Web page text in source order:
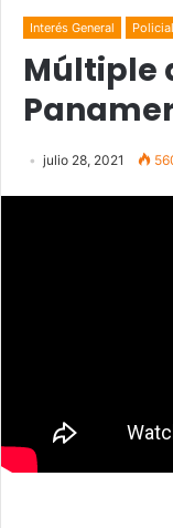
Interés General
Múltiple
julio 28, 2021